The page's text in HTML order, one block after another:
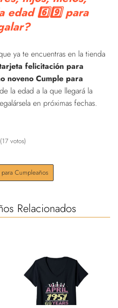
edad 6️⃣9️⃣ para
ya te encuentras en la tienda
felicitación para
noveno Cumple para
la edad a la que llegará la
en próximas fechas.
votos)
Cumpleaños
Relacionados